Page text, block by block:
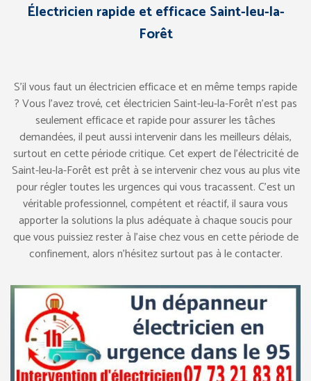
Électricien rapide et efficace Saint-leu-la-
Forêt
S’il vous faut un électricien efficace et en même temps rapide
? Vous l’avez trové, cet électricien Saint-leu-la-Forêt n’est pas
seulement efficace et rapide pour assurer les tâches
demandées, il peut aussi intervenir dans les meilleurs délais,
surtout en cette période critique. Cet expert de l’électricité de
Saint-leu-la-Forêt est prêt à se intervenir chez vous au plus vite
pour régler toutes les urgences qui vous tracassent. C’est un
véritable professionnel, compétent et réactif, il saura vous
apporter la solutions la plus adéquate à chaque soucis pour
que vous puissiez rester à l’aise chez vous en cette période de
confinement, alors n’hésitez surtout pas à le contacter.